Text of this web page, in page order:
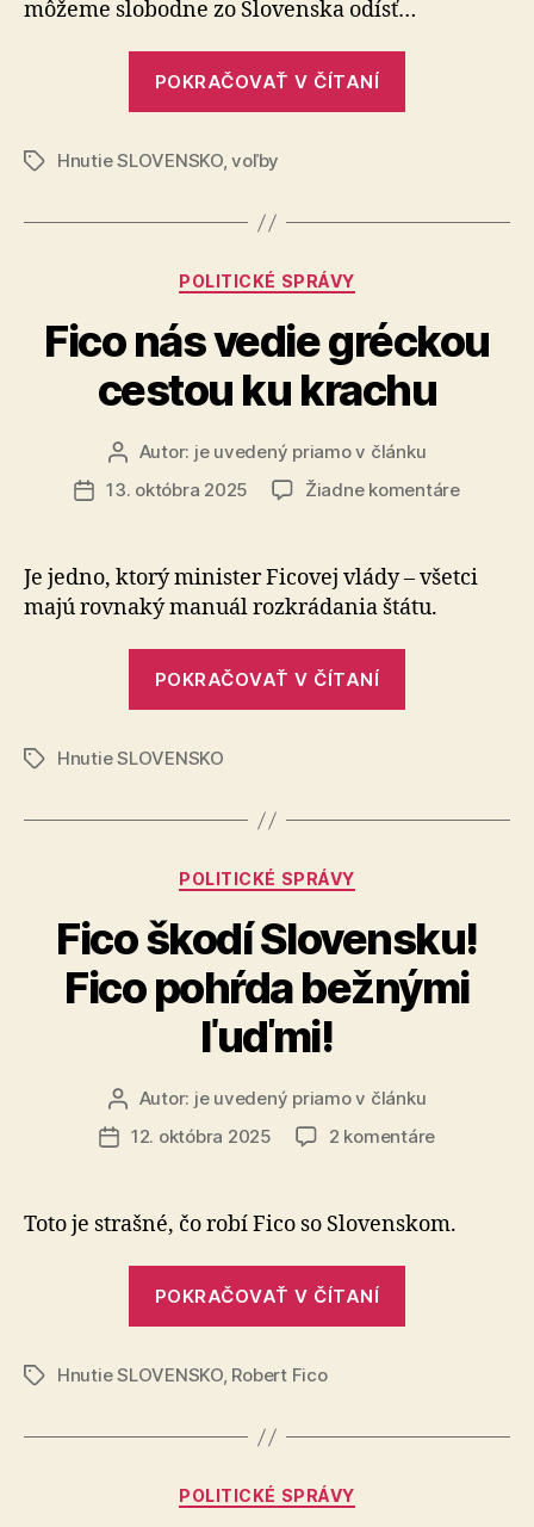
môžeme slobodne zo Slovenska odísť…
POKRAČOVAŤ V ČÍTANÍ
ZnačkyHnutie SLOVENSKO,voľby
Kategórie
POLITICKÉ SPRÁVY
Fico nás vedie gréckou
cestou ku krachu
Autor
článku
Autor: je uvedený priamo v článku
Dátum
13. októbra 2025 Žiadne komentárena
vedie
Je jedno, ktorý minister Ficovej vlády – všetci
majú rovnaký manuál rozkrádania štátu.
POKRAČOVAŤ V ČÍTANÍ
ku
ZnačkyHnutie SLOVENSKO
Kategórie
POLITICKÉ SPRÁVY
Fico škodí Slovensku!
Fico pohŕda bežnými
ľuďmi!
Autor
článku
Autor: je uvedený priamo v článku
Dátum
12. októbra 2025 2 komentárena
Toto je strašné, čo robí Fico so Slovenskom.
POKRAČOVAŤ V ČÍTANÍ
bežnými
ZnačkyHnutie SLOVENSKO, Robert Fico
Kategórie
POLITICKÉ SPRÁVY